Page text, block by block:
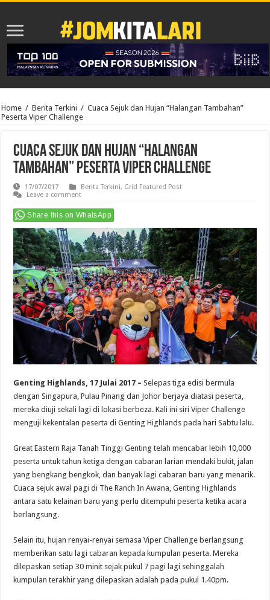
Home / Berita Terkini / Cuaca Sejuk dan Hujan “Halangan Tambahan”
Peserta Viper Challenge
Cuaca Sejuk dan Hujan “Halangan
Tambahan” Peserta Viper Challenge
17/07/2017 Berita Terkini, Grid Featured Post
Leave a comment
Share this on WhatsApp
Genting Highlands, 17 Julai 2017 – Selepas tiga edisi bermula
dengan Singapura, Pulau Pinang dan Johor berjaya diatasi peserta,
mereka diuji sekali lagi di lokasi berbeza. Kali ini siri Viper Challenge
menguji kekentalan peserta di Genting Highlands pada hari Sabtu lalu.
Great Eastern Raja Tanah Tinggi Genting telah mencabar lebih 10,000
peserta untuk tahun ketiga dengan cabaran larian mendaki bukit, jalan
yang bengkang bengkok, dan banyak lagi cabaran baru yang menarik.
Cuaca sejuk awal pagi di The Ranch In Awana, Genting Highlands
antara satu kelainan baru yang perlu ditempuhi peserta ketika acara
berlangsung.
Selain itu, hujan renyai-renyai semasa Viper Challenge berlangsung
memberikan satu lagi cabaran kepada kumpulan peserta. Mereka
dilepaskan setiap 30 minit sejak pukul 7 pagi lagi sehinggalah
kumpulan terakhir yang dilepaskan adalah pada pukul 1.40pm.